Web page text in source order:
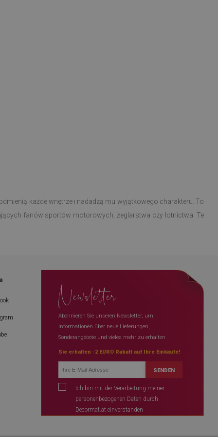
każde wnętrze i nadadzą mu wyjątkowego charakteru. To
fanów sportów motorowych, żeglarstwa czy lotnictwa. Te
Newsletter
Abonnieren Sie unseren Newsletter, um
Informationen über neue Lieferungen,
Sonderangebote und vieles mehr zu erhalten
Sie erhalten -2 EURO Rabatt auf Ihre Einkäufe!
SENDEN
Ich bin mit der Verarbeitung meiner
personenbezogenen Daten durch
Decormat.at einverstanden